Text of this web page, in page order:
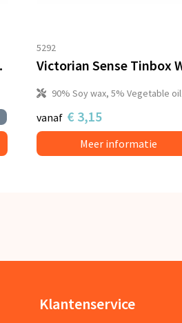
5292
90% Soy wax, 5% Vegetable oil
vanaf € 3,15
Meer informatie
Klantenservice